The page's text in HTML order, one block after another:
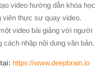
video hướng dẫn khóa học
viên thực sự quay video.
video bài giảng với người
nhập nội dung văn bản.
https://www.deepbrain.io